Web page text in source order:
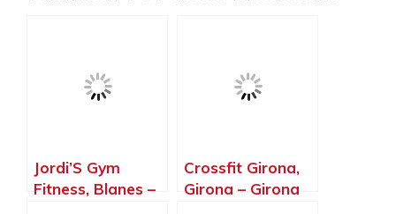
Jordi’S Gym
Fitness, Blanes –
Crossfit Girona,
Girona – Girona